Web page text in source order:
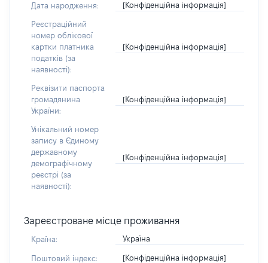
Дата народження: [Конфіденційна інформація]
Реєстраційний
номер облікової
картки платника
податків (за
наявності):
[Конфіденційна інформація]
Реквізити паспорта
громадянина
України:
[Конфіденційна інформація]
Унікальний номер
запису в Єдиному
державному
демографічному
реєстрі (за
наявності):
[Конфіденційна інформація]
Зареєстроване місце проживання
Країна: Україна
Поштовий індекс: [Конфіденційна інформація]